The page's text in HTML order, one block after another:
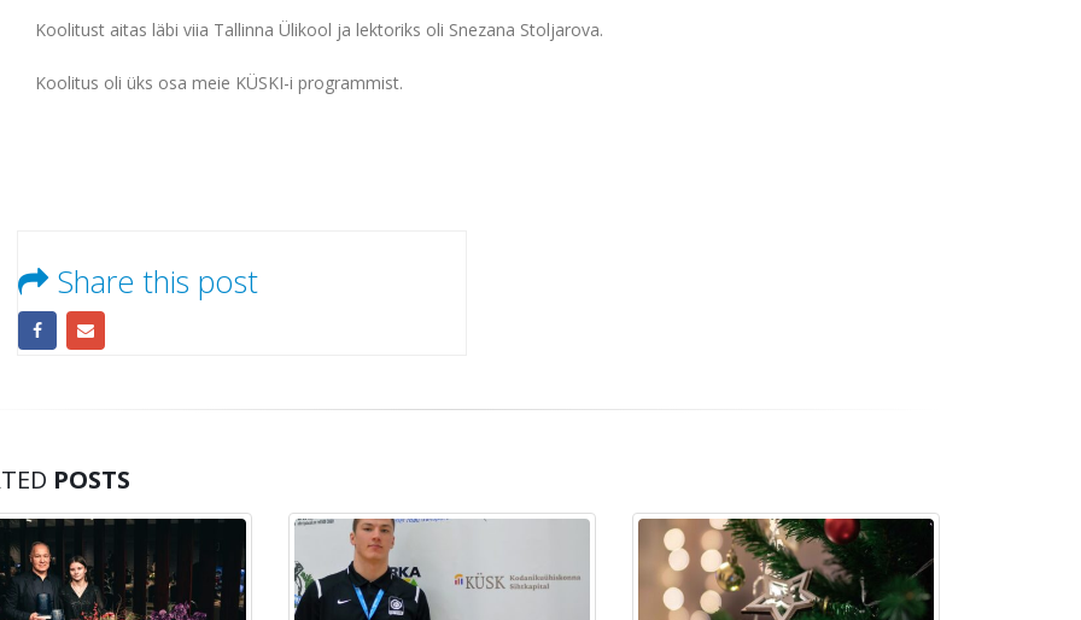
Koolitust aitas läbi viia Tallinna Ülikool ja lektoriks oli Snezana Stoljarova.
Koolitus oli üks osa meie KÜSKI-i programmist.
Share this post
POSTS